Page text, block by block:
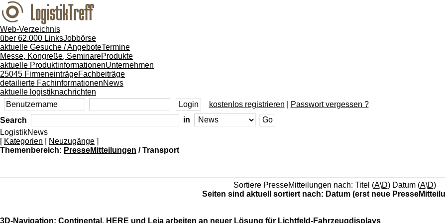
Web-Verzeichnis
über 62.000 LinksJobbörse
aktuelle Gesuche / AngeboteTermine
Messe, Kongreße, SeminareProdukte
aktuelle ProduktinformationenUnternehmen
25045 FirmeneinträgeFachbeiträge
detailierte FachinformationenNews
aktuelle logistiknachrichten
kostenlos registrieren
Passwort vergessen ?
Search
in
LogistikNews
[ Kategorien Neuzugänge ]
Themenbereich: PresseMitteilungen / Transport
Sortiere PresseMitteilungen nach: Titel (A\D) Datum (A\D)
Seiten sind aktuell sortiert nach: Datum (erst neue
3D-Navigation: Continental, HERE und Leia arbeiten an neuer Lösung für Lichtfeld-Fahrzeugdisplays